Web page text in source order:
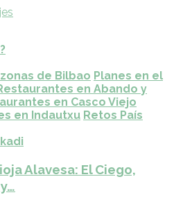
de Bilbao Planes en el
en Abando y
en Casco Viejo
en Indautxu Retos País
Alavesa: El Ciego,